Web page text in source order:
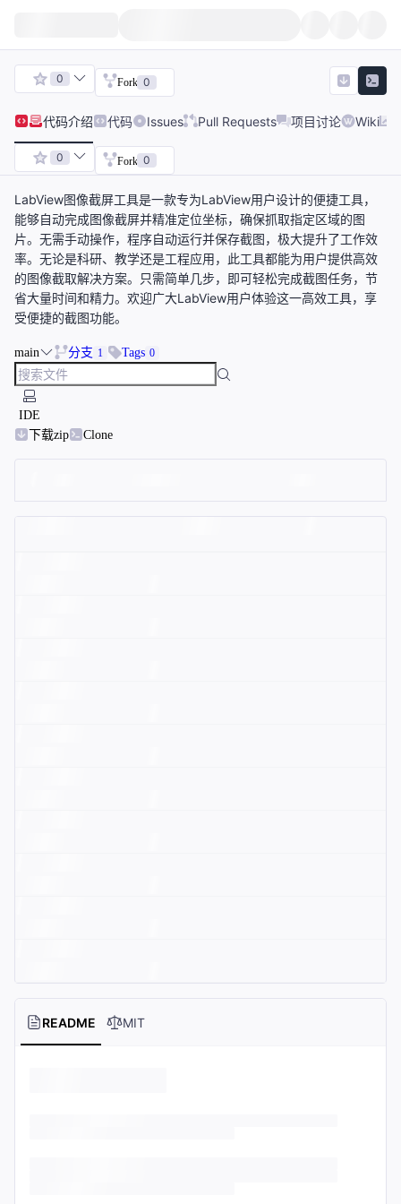
0 Fork 0
代码介绍 代码 Issues Pull Requests 项目讨论 Wiki
0 Fork 0
LabView图像截屏工具是一款专为LabView用户设计的便捷工具，
能够自动完成图像截屏并精准定位坐标，确保抓取指定区域的图
片。无需手动操作，程序自动运行并保存截图，极大提升了工作效
率。无论是科研、教学还是工程应用，此工具都能为用户提供高效
的图像截取解决方案。只需简单几步，即可轻松完成截图任务，节
省大量时间和精力。欢迎广大LabView用户体验这一高效工具，享
受便捷的截图功能。
main 分支 1 Tags 0
IDE
下载zip
Clone
README MIT